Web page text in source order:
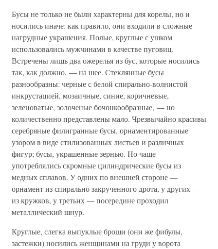
Бусы не только не были характерны для корелы, но и
носились иначе: как правило, они входили в сложные
нагрудные украшения. Полые, круглые с ушком
использовались мужчинами в качестве пуговиц.
Встречены лишь два ожерелья из бус, которые носились
так, как должно, — на шее. Стеклянные бусы
разнообразны: черные с белой спирально-волнистой
инкрустацией, мозаичные, синие, коричневые,
зеленоватые, золоченые бочонкообразные, — но
количественно представлены мало. Чрезвычайно красивы
серебряные филигранные бусы, орнаментированные
узором в виде стилизованных листьев и различных
фигур; бусы, украшенные зернью. Но чаще
употреблялись скромные цилиндрические бусы из
медных сплавов. У одних по внешней стороне —
орнамент из спирально закрученного дрота, у других —
из кружков, у третьих — посередине проходил
металлический шнур.
Круглые, слегка выпуклые броши (они же фибулы,
застежки) носились женщинами на груди у ворота